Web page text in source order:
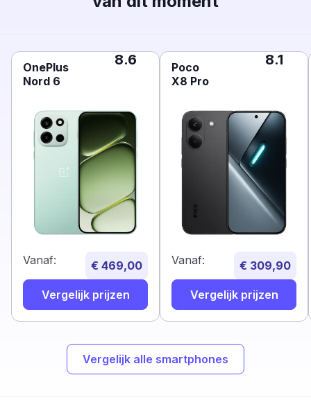
OnePlus
Nord 6
8.6
Vanaf: € 469,00
Vergelijk prijzen
Poco
X8 Pro
8.1
Vanaf: € 309,90
Vergelijk prijzen
Vergelijk alle smartphones